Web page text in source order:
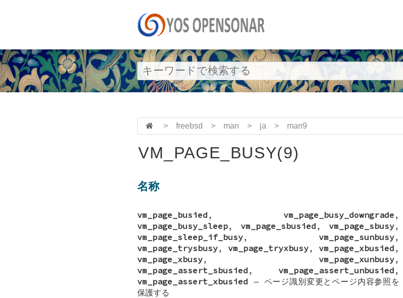
> freebsd > man > ja > man9
VM_PAGE_BUSY(9)
名称
vm_page_busied , vm_page_busy_downgrade ,
vm_page_busy_sleep, vm_page_sbusied , vm_page_sbusy,
vm_page_sleep_if_busy, vm_page_sunbusy,
vm_page_trysbusy, vm_page_tryxbusy, vm_page_xbusied ,
vm_page_xbusy, vm_page_xunbusy,
vm_page_assert_sbusied , vm_page_assert_unbusied ,
vm_page_assert_xbusied — ページ識別変更とページ内容参照を
保護する